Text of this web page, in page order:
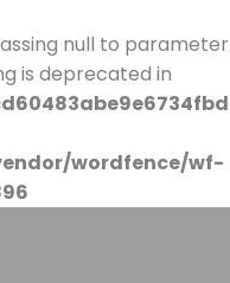
null to parameter
is deprecated in
wordfence/wf-